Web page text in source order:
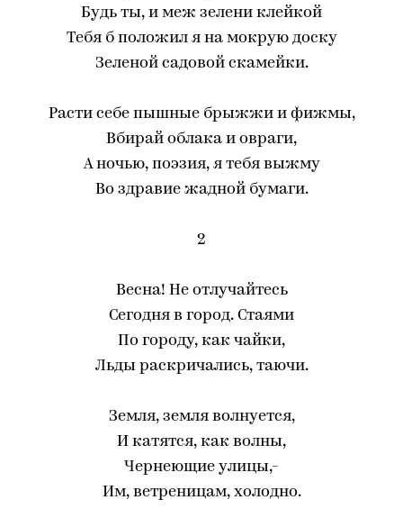
Будь ты, и меж зелени клейкой
Тебя б положил я на мокрую доску
Зеленой садовой скамейки.
Расти себе пышные брыжжи и фижмы,
Вбирай облака и овраги,
А ночью, поэзия, я тебя выжму
Во здравие жадной бумаги.
2
Весна! Не отлучайтесь
Сегодня в город. Стаями
По городу, как чайки,
Льды раскричались, таючи.
Земля, земля волнуется,
И катятся, как волны,
Чернеющие улицы,-
Им, ветреницам, холодно.